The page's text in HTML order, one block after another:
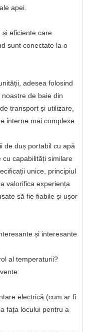
apei.
eficiente care
sunt conectate la o
adesea folosind
de baie din
transport și utilizare,
interne mai complexe.
de duș portabil cu apă
capabilități similare
unice, principiul
valorifica experiența
să fie fiabile și ușor
și interesante
al temperaturii?
electrică (cum ar fi
fața locului pentru a